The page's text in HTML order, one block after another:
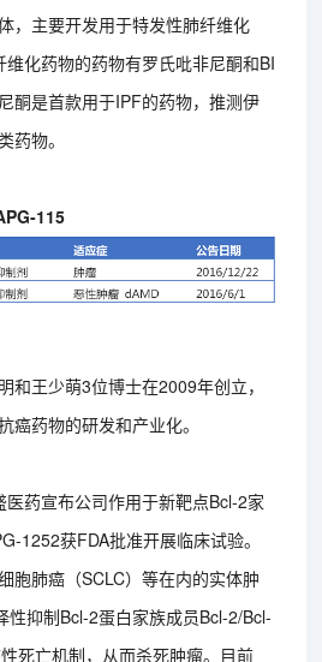
，主要开发用于特发性肺纤维化
维化药物的药物有罗氏吡非尼酮和BI
酮是首款用于IPF的药物，推测伊
药物。
115
和王少萌3位博士在2009年创立，
癌药物的研发和产业化。
药宣布公司作用于新靶点Bcl-2家
1252获FDA批准开展临床试验。
胞肺癌（SCLC）等在内的实体肿
性抑制Bcl-2蛋白家族成员Bcl-2/Bcl-
死亡机制，从而杀死肿瘤。目前